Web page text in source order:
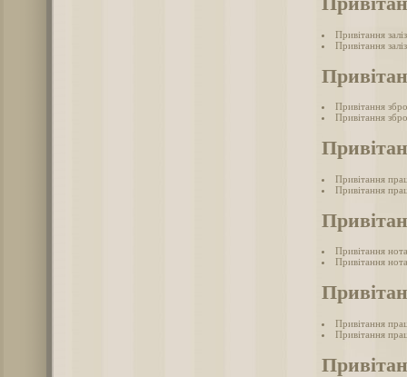
Привітання
Привітання
Привітання
Привітання
Привітання
Привітання
Привітання
Привітання
Привітання
Привітання